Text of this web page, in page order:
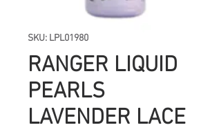
SKU: LPL01980
RANGER LIQUID
PEARLS
LAVENDER LACE